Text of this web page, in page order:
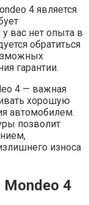
4 является
вас нет опыта в
обратиться
гарантии.
4 — важная
хорошую
автомобилем.
позволит
износа
Mondeo 4